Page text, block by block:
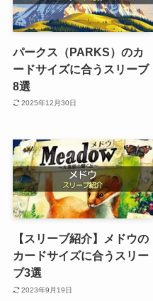
パークス（PARKS）のカ
ードサイズに合うスリーブ
8選
2025年12月30日
【スリーブ紹介】メドウの
カードサイズに合うスリー
ブ3選
2023年9月19日